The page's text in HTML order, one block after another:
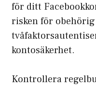
för ditt
risken för
kontosäkerhet.
Kontrollera